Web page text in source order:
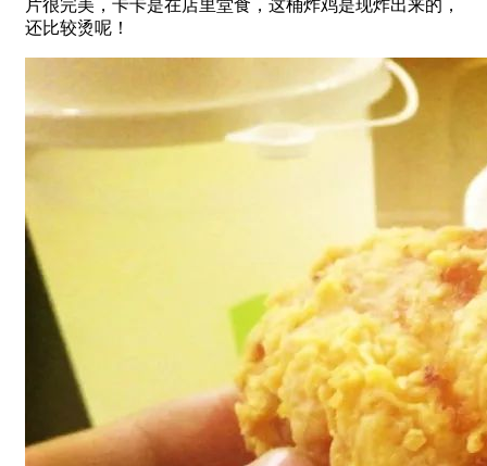
片很完美，卡卡是在店里堂食，这桶炸鸡是现炸出来的，
还比较烫呢！